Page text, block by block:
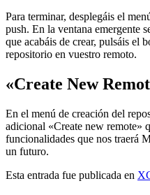
Para terminar, desplegáis el
push. En la ventana emergente
que acabáis de crear, pulsáis el
repositorio en vuestro remoto.
«Create New
En el menú de creación del
adicional «Create new remote»
funcionalidades que nos traerá
un futuro.
Esta entrada fue publicada en